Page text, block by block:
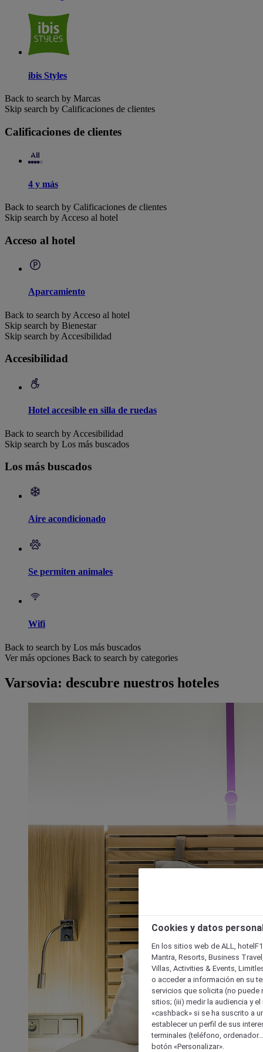
ibis Styles
Back to search by Marcas
Skip search by Calificaciones de clientes
Calificaciones de clientes
4 y más
Back to search by Calificaciones de clientes
Skip search by Acceso al hotel
Acceso al hotel
Aparcamiento
Back to search by Acceso al hotel
Skip search by Bienestar
Skip search by Accesibilidad
Accesibilidad
Hotel accesible en silla de ruedas
Back to search by Accesibilidad
Skip search by Los más buscados
Los más buscados
Aire acondicionado
Se permiten animales
Wifi
Back to search by Los más buscados
Ver más opciones Back to search by categories
Varsovia: descubre nuestros hoteles
Cookies y datos
En los sitios web de ALL,
Mantra, Resorts, Business
Villas, Activities & Events,
o acceder a información en su
servicios que solicita (no puede
sitios; (iii) medir la audiencia y
«cashback» si se ha suscrito a
establecer un perfil de sus
terminales (teléfono,
botón «Personalizar».